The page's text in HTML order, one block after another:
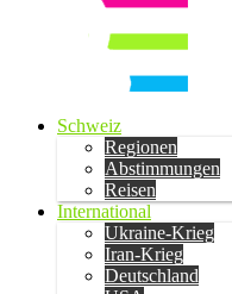
Schweiz
Regionen
Abstimmungen
Reisen
International
Ukraine-Krieg
Iran-Krieg
Deutschland